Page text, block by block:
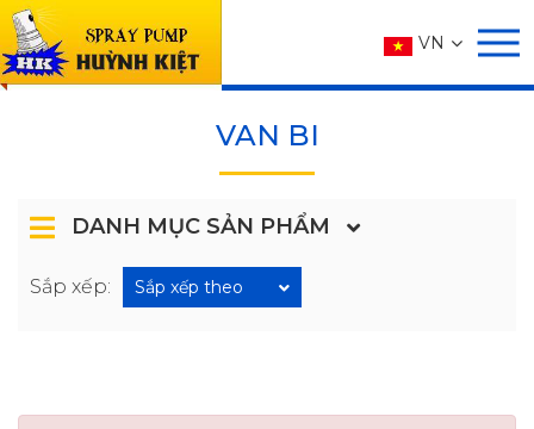
VN
SẢN PHẨM
Trang chủ SẢN PHẨM
VAN BI
DANH MỤC SẢN PHẨM
Sắp xếp: Sắp xếp theo